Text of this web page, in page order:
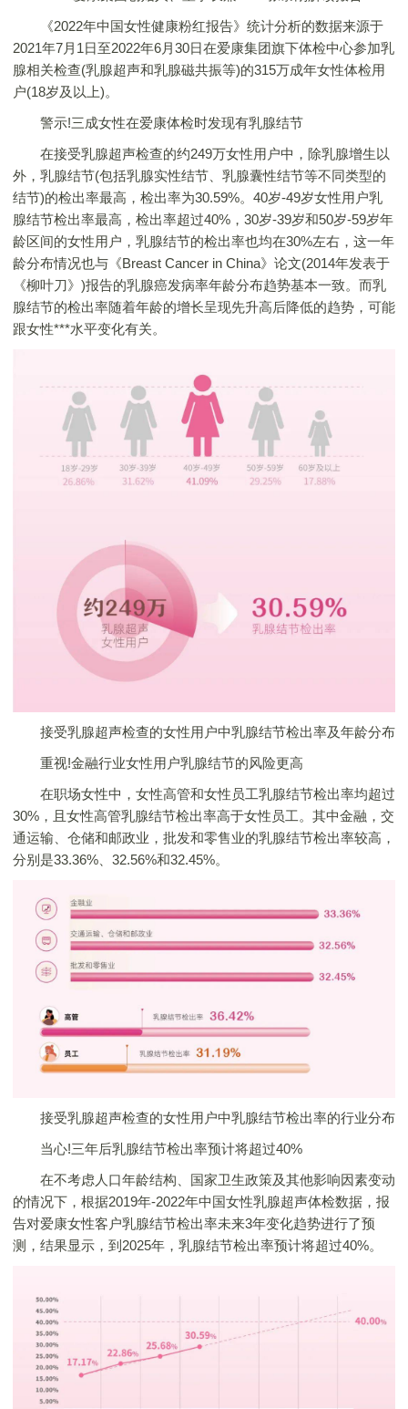
《2022年中国女性健康粉红报告》统计分析的数据来源于
2021年7月1日至2022年6月30日在爱康集团旗下体检中心参加乳
腺相关检查(乳腺超声和乳腺磁共振等)的315万成年女性体检用
户(18岁及以上)。
警示!三成女性在爱康体检时发现有乳腺结节
在接受乳腺超声检查的约249万女性用户中，除乳腺增生以
外，乳腺结节(包括乳腺实性结节、乳腺囊性结节等不同类型的
结节)的检出率最高，检出率为30.59%。40岁-49岁女性用户乳
腺结节检出率最高，检出率超过40%，30岁-39岁和50岁-59岁年
龄区间的女性用户，乳腺结节的检出率也均在30%左右，这一年
龄分布情况也与《Breast Cancer in China》论文(2014年发表于
《柳叶刀》)报告的乳腺癌发病率年龄分布趋势基本一致。而乳
腺结节的检出率随着年龄的增长呈现先升高后降低的趋势，可能
跟女性***水平变化有关。
接受乳腺超声检查的女性用户中乳腺结节检出率及年龄分布
重视!金融行业女性用户乳腺结节的风险更高
在职场女性中，女性高管和女性员工乳腺结节检出率均超过
30%，且女性高管乳腺结节检出率高于女性员工。其中金融，交
通运输、仓储和邮政业，批发和零售业的乳腺结节检出率较高，
分别是33.36%、32.56%和32.45%。
接受乳腺超声检查的女性用户中乳腺结节检出率的行业分布
当心!三年后乳腺结节检出率预计将超过40%
在不考虑人口年龄结构、国家卫生政策及其他影响因素变动
的情况下，根据2019年-2022年中国女性乳腺超声体检数据，报
告对爱康女性客户乳腺结节检出率未来3年变化趋势进行了预
测，结果显示，到2025年，乳腺结节检出率预计将超过40%。